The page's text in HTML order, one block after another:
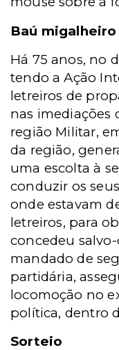
Baú migalheiro
Há 75 anos, no
tendo a Ação
letreiros de
nas imediações
região Militar,
da região,
uma escolta à
conduzir os
onde estavam
letreiros, para
concedeu
mandado de
partidária,
locomoção no
política, dentro
Sorteio